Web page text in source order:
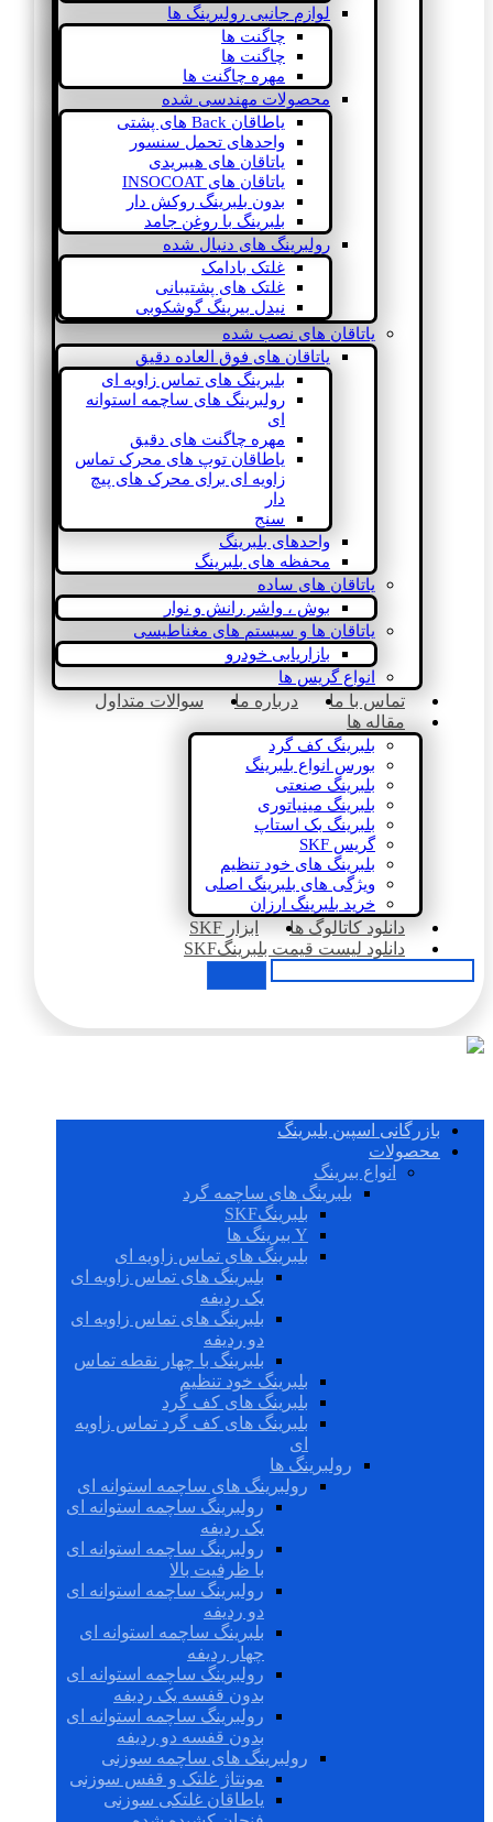
لوازم جانبی رولبرینگ ها
چاگنت ها
چاگنت ها
مهره چاگنت ها
محصولات مهندسی شده
یاطاقان Back های پشتی
واحدهای تحمل سنسور
یاتاقان های هیبریدی
یاتاقان های INSOCOAT
بدون بلبرینگ روکش دار
بلبرینگ با روغن جامد
رولبرینگ های دنبال شده
غلتک بادامک
غلتک های پشتیبانی
نیدل بیرینگ گوشکوبی
یاتاقان های نصب شده
یاتاقان های فوق العاده دقیق
بلبرینگ های تماس زاویه ای
رولبرینگ های ساچمه استوانه
ای
مهره چاگنت های دقیق
یاطاقان توپ های محرک تماس
زاویه ای برای محرک های پیچ
دار
سنج
واحدهای بلبرینگ
محفظه های بلبرینگ
یاتاقان های ساده
بوش ، واشر رانش و نوار
یاتاقان ها و سیستم های مغناطیسی
بازاریابی خودرو
انواع گریس ها
تماس با ما درباره ما
سوالات متداول
مقاله ها
بلبرینگ کف گرد
بورس انواع بلبرینگ
بلبرینگ صنعتی
بلبرینگ مینیاتوری
بلبرینگ بک استاپ
گریس SKF
بلبرینگ های خود تنظیم
ویژگی های بلبرینگ اصلی
خرید بلبرینگ ارزان
دانلود کاتالوگ ها
ابزار SKF
دانلود لیست قیمت بلبرینگSKF
بازرگانی اسپین بلبرینگ
محصولات
انواع بیرینگ
بلبرینگ های ساچمه گرد
بلبرینگSKF
Y بیرینگ ها
بلبرینگ های تماس زاویه ای
بلبرینگ های تماس زاویه ای
یک ردیفه
بلبرینگ های تماس زاویه ای
دو ردیفه
بلبرینگ با چهار نقطه تماس
بلبرینگ خود تنظیم
بلبرینگ های کف گرد
بلبرینگ های کف گرد تماس زاویه
ای
رولبرینگ ها
رولبرینگ های ساچمه استوانه ای
رولبرینگ ساچمه استوانه ای
یک ردیفه
رولبرینگ ساچمه استوانه ای
با ظرفیت بالا
رولبرینگ ساچمه استوانه ای
دو ردیفه
بلبرینگ ساچمه استوانه ای
چهار ردیفه
رولبرینگ ساچمه استوانه ای
بدون قفسه یک ردیفه
رولبرینگ ساچمه استوانه ای
بدون قفسه دو ردیفه
رولبرینگ های ساچمه سوزنی
مونتاژ غلتک و قفس سوزنی
یاطاقان غلتکی سوزنی